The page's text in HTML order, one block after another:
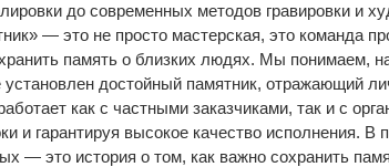
до современных методов гравировки и
— это не просто мастерская, это команда
память о близких людях. Мы понимаем,
установлен достойный памятник, отражающий
как с частными заказчиками, так и с
и гарантируя высокое качество исполнения.
— это история о том, как важно сохранить